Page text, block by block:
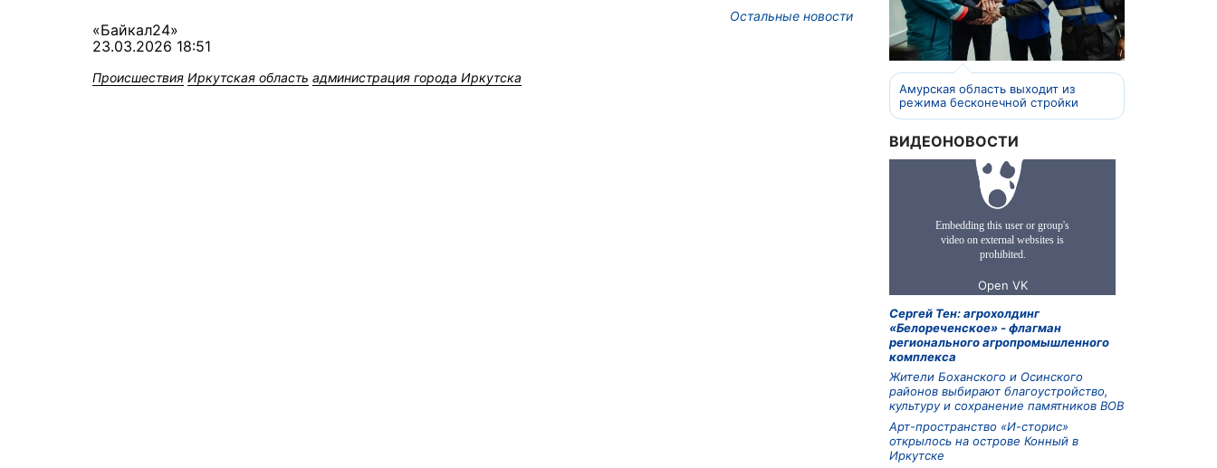
Остальные новости
«Байкал24»
23.03.2026 18:51
Происшествия Иркутская область администрация города Иркутска
Амурская область выходит из
режима бесконечной стройки
ВИДЕОНОВОСТИ
Сергей Тен: агрохолдинг
«Белореченское» - флагман
регионального агропромышленного
комплекса
Жители Боханского и Осинского
районов выбирают благоустройство,
культуру и сохранение памятников ВОВ
Арт-пространство «И-сторис»
открылось на острове Конный в
Иркутске